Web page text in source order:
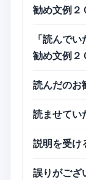
勧め文例２
「読んで
勧め文例２
読んだのお
読ませてい
説明を受け
誤りがござ